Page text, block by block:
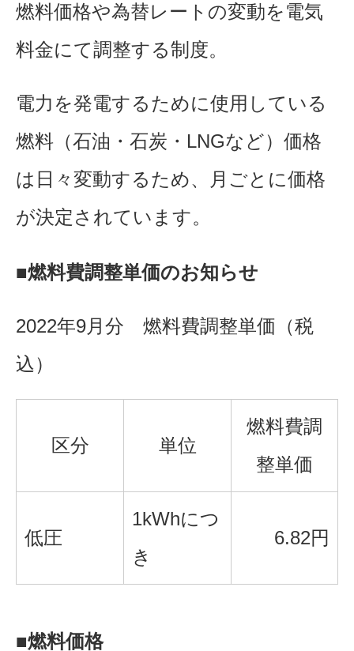
燃料価格や為替レートの変動を電気
料金にて調整する制度。
電力を発電するために使用している
燃料（石油・石炭・LNGなど）価格
は日々変動するため、月ごとに価格
が決定されています。
■燃料費調整単価のお知らせ
2022年9月分 燃料費調整単価（税
込）
区分 単位
燃料費調
整単価
低圧
1kWhにつ
き
6.82円
■燃料価格